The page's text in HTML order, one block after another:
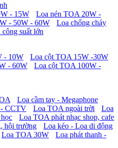
- 15W
Loa nén TOA 20W -
- 50W - 60W
Loa chống cháy
công suất lớn
- 10W
Loa cột TOA 15W -30W
- 60W
Loa cột TOA 100W -
Loa cầm tay - Megaphone
- CCTV
Loa TOA ngoài trời
Loa
Loa TOA phát nhạc shop, cafe
hội trường
Loa kéo - Loa di động
Loa TOA 30W
Loa phát thanh -